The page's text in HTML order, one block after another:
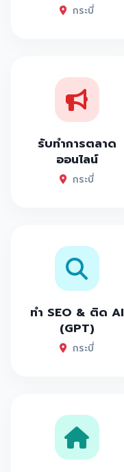
กระบี่
รับทำการตลาด
ออนไลน์
กระบี่
ทำ SEO & ติด AI
(GPT)
กระบี่